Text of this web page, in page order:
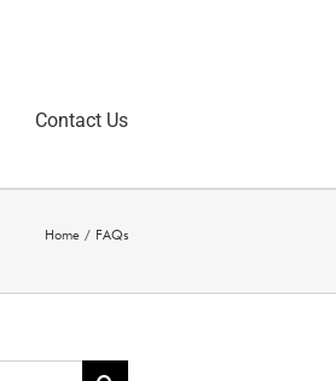
Contact Us
Home FAQs